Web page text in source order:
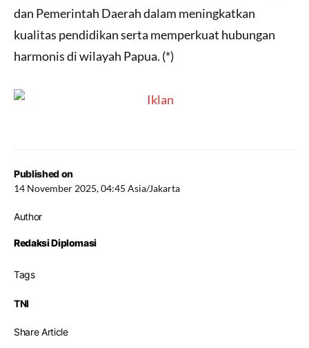
Published on
14 November 2025, 04:45 Asia/Jakarta
Author
Redaksi Diplomasi
Tags
TNI
Share Article
dan Pemerintah Daerah dalam meningkatkan
kualitas pendidikan serta memperkuat hubungan
harmonis di wilayah Papua. (*)